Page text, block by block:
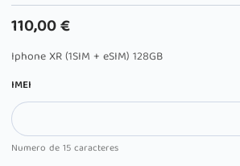
110,00€
Iphone XR (1SIM + eSIM) 128GB
IMEI
Numero de 15 caracteres